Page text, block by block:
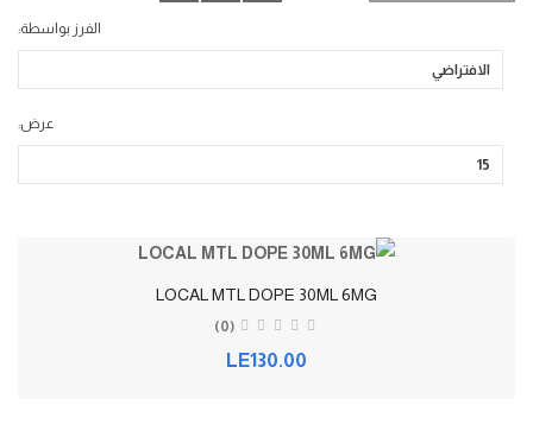
الفرز بواسطة:
عرض:
LOCAL MTL DOPE 30ML 6MG
(0)
LE130.00